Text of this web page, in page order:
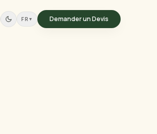
FR ▾ Demander un Devis